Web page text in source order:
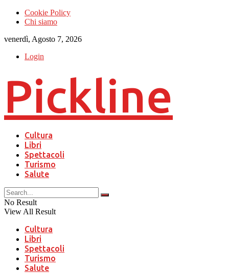
Cookie Policy
Chi siamo
venerdì, Agosto 7, 2026
Login
Pickline
Cultura
Libri
Spettacoli
Turismo
Salute
No Result
View All Result
Cultura
Libri
Spettacoli
Turismo
Salute